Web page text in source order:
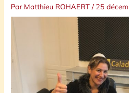
Par Matthieu ROHAERT/ 25